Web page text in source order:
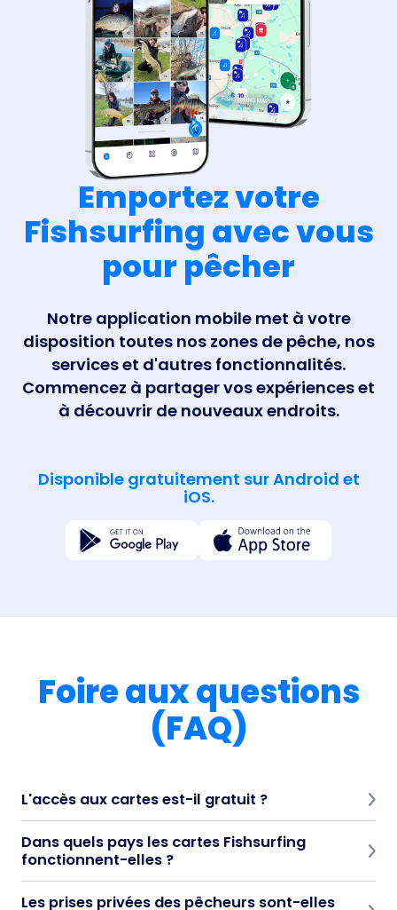
Emportez votre
Fishsurfing avec vous
pour pêcher
Notre application mobile met à votre
disposition toutes nos zones de pêche, nos
services et d'autres fonctionnalités.
Commencez à partager vos expériences et
à découvrir de nouveaux endroits.
Disponible gratuitement sur Android et
iOS.
Foire aux questions
(FAQ)
L'accès aux cartes est-il gratuit ?
gratuits.
Dans quels pays les cartes Fishsurfing
fonctionnent-elles ?
de 66 000 de zones de pêche et de services dans le monde entier,
Les prises privées des pêcheurs sont-elles